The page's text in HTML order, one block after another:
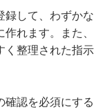
録して、わずかな
れます。また、
く整理された指示
確認を必須にする